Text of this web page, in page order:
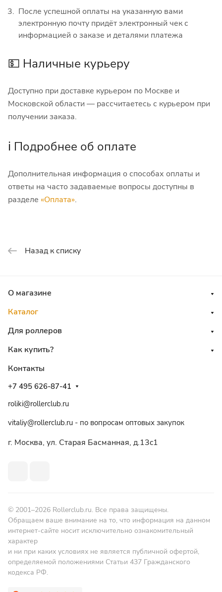
После успешной оплаты на указанную вами
электронную почту придёт электронный чек с
информацией о заказе и деталями платежа
💵 Наличные курьеру
Доступно при доставке курьером по Москве и
Московской области — рассчитаетесь с курьером при
получении заказа.
ℹ️ Подробнее об оплате
Дополнительная информация о способах оплаты и
ответы на часто задаваемые вопросы доступны в
разделе «Оплата».
Назад к списку
О магазине
Каталог
Для роллеров
Как купить?
Контакты
+7 495 626-87-41
roliki@rollerclub.ru
vitaliy@rollerclub.ru - по вопросам оптовых закупок
г. Москва, ул. Старая Басманная, д.13c1
© 2001–2026 Rollerclub.ru. Все права защищены.
Обращаем ваше внимание на то, что информация на данном
интернет-сайте носит исключительно ознакомительный
характер
и ни при каких условиях не является публичной офертой,
определяемой положениями Статьи 437 Гражданского
кодекса РФ.